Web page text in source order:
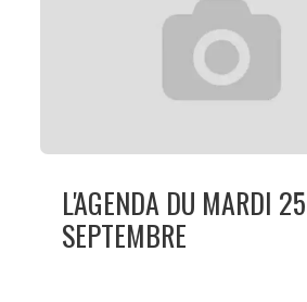
L'AGENDA DU MARDI 25
SEPTEMBRE